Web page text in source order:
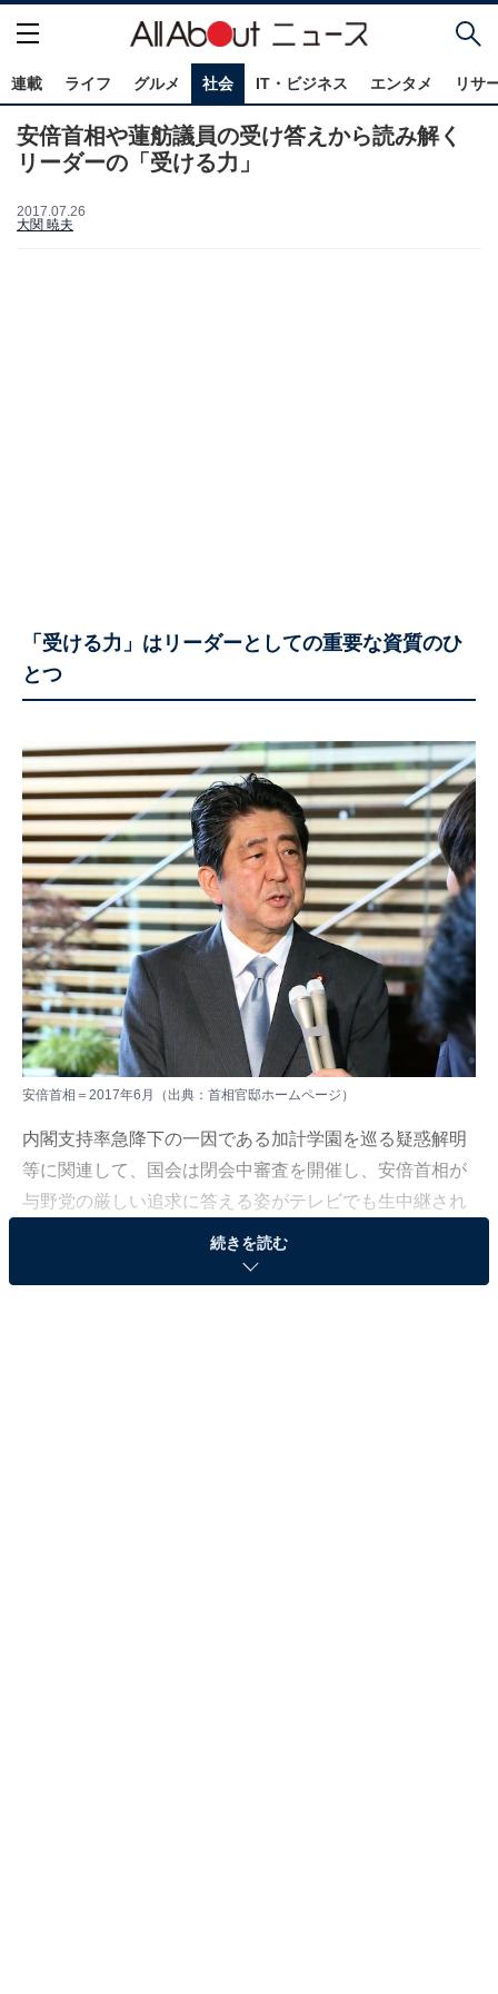
連載 ライフ グルメ 社会 IT・ビジネス エンタメ リサ
安倍首相や蓮舫議員の受け答えから読み解く
リーダーの「受ける力」
2017.07.26
大関 暁夫
「受ける力」はリーダーとしての重要な資質のひ
とつ
安倍首相＝2017年6月（出典： 首相官邸ホームページ ）
内閣支持率急降下の一因である加計学園を巡る疑惑解明
等に関連して、国会は閉会中審査を開催し、安倍首相が
与野党の厳しい追求に答える姿がテレビでも生中継され
ました。また先日は、野党第一党の党首である蓮舫議員
が、不明確なまま置き去られていた自らの二重国籍問題
続きを読む